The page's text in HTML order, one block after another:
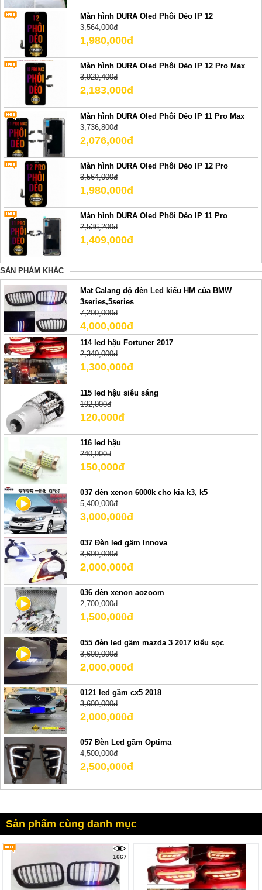
Màn hình DURA Oled Phôi Dẻo IP 12
3,564,000đ
1,980,000đ
Màn hình DURA Oled Phôi Dẻo IP 12 Pro Max
3,929,400đ
2,183,000đ
Màn hình DURA Oled Phôi Dẻo IP 11 Pro Max
3,736,800đ
2,076,000đ
Màn hình DURA Oled Phôi Dẻo IP 12 Pro
3,564,000đ
1,980,000đ
Màn hình DURA Oled Phôi Dẻo IP 11 Pro
2,536,200đ
1,409,000đ
SẢN PHẢM KHÁC
Mat Calang độ đèn Led kiểu HM của BMW
3series,5series
7,200,000đ
4,000,000đ
114 led hậu Fortuner 2017
2,340,000đ
1,300,000đ
115 led hậu siêu sáng
192,000đ
120,000đ
116 led hậu
240,000đ
150,000đ
037 đèn xenon 6000k cho kia k3, k5
5,400,000đ
3,000,000đ
037 Đèn led gầm Innova
3,600,000đ
2,000,000đ
036 đèn xenon aozoom
2,700,000đ
1,500,000đ
055 đèn led gầm mazda 3 2017 kiểu sọc
3,600,000đ
2,000,000đ
0121 led gầm cx5 2018
3,600,000đ
2,000,000đ
057 Đèn Led gầm Optima
4,500,000đ
2,500,000đ
Sản phẩm cùng danh mục
1667